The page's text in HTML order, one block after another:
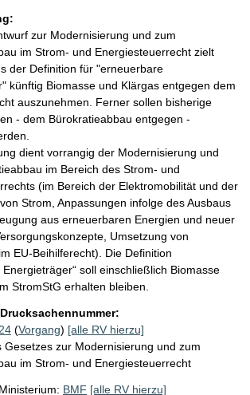
zur Modernisierung und zum
im Strom- und Energiesteuerrecht zielt
der Definition für "erneuerbare
künftig Biomasse und Klärgas entgegen dem
auszunehmen. Ferner sollen bisherige
- dem Bürokratieabbau entgegen -
dient vorrangig der Modernisierung und
im Bereich des Strom- und
(im Bereich der Elektromobilität und der
Strom, Anpassungen infolge des Ausbaus
aus erneuerbaren Energien und neuer
Umsetzung von
EU-Beihilferecht). Die Definition
Energieträger“ soll einschließlich Biomasse
StromStG erhalten bleiben.
(Vorgang) [alle RV hierzu]
Gesetzes zur Modernisierung und zum
im Strom- und Energiesteuerrecht
BMF [alle RV hierzu]